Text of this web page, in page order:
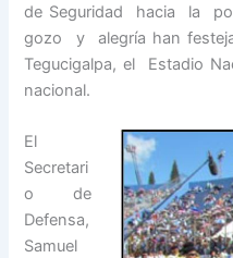
de Seguridad hacia la
gozo y alegría han
Tegucigalpa, el Estadio
nacional.
El
Secretari
o de
Defensa,
Samuel